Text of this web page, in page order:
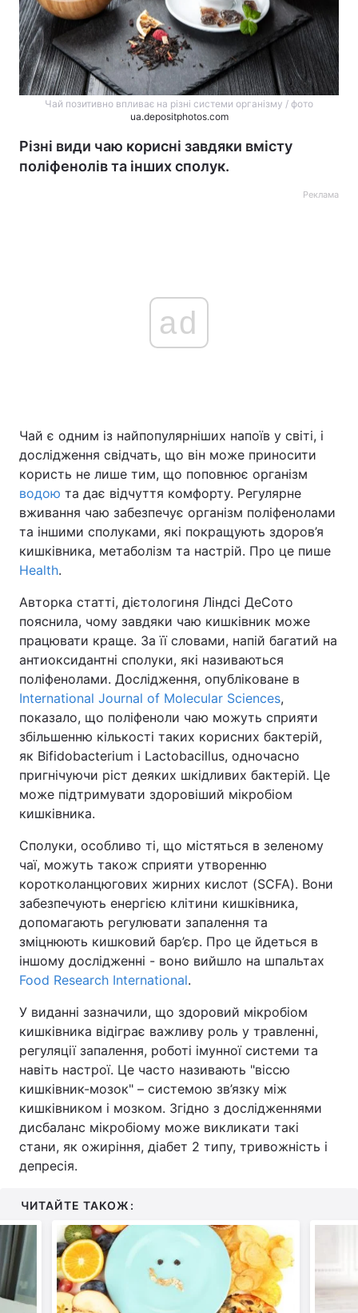
Чай позитивно впливає на різні системи організму / фото
ua.depositphotos.com
Різні види чаю корисні завдяки вмісту
поліфенолів та інших сполук.
Реклама
ad
Чай є одним із найпопулярніших напоїв у світі, і
дослідження свідчать, що він може приносити
користь не лише тим, що поповнює організм
водою та дає відчуття комфорту. Регулярне
вживання чаю забезпечує організм поліфенолами
та іншими сполуками, які покращують здоров’я
кишківника, метаболізм та настрій. Про це пише
Health.
Авторка статті, дієтологиня Ліндсі ДеСото
пояснила, чому завдяки чаю кишківник може
працювати краще. За її словами, напій багатий на
антиоксидантні сполуки, які називаються
поліфенолами. Дослідження, опубліковане в
International Journal of Molecular Sciences,
показало, що поліфеноли чаю можуть сприяти
збільшенню кількості таких корисних бактерій,
як Bifidobacterium і Lactobacillus, одночасно
пригнічуючи ріст деяких шкідливих бактерій. Це
може підтримувати здоровіший мікробіом
кишківника.
Сполуки, особливо ті, що містяться в зеленому
чаї, можуть також сприяти утворенню
коротколанцюгових жирних кислот (SCFA). Вони
забезпечують енергією клітини кишківника,
допомагають регулювати запалення та
зміцнюють кишковий бар’єр. Про це йдеться в
іншому дослідженні - воно вийшло на шпальтах
Food Research International.
У виданні зазначили, що здоровий мікробіом
кишківника відіграє важливу роль у травленні,
регуляції запалення, роботі імунної системи та
навіть настрої. Це часто називають "віссю
кишківник-мозок" – системою зв’язку між
кишківником і мозком. Згідно з дослідженнями
дисбаланс мікробіому може викликати такі
стани, як ожиріння, діабет 2 типу, тривожність і
депресія.
ЧИТАЙТЕ ТАКОЖ: